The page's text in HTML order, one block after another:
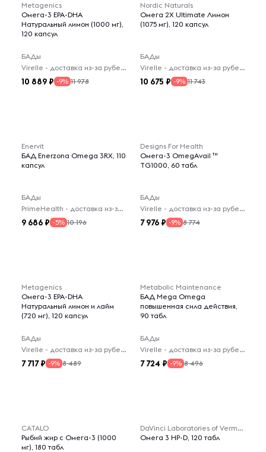
Metagenics
Омега-3 EPA-DHA
Натуральный лимон (1000 мг),
120 капсул
БАДы
Virelle - доставка из-за рубежа
10 889 -9% 11 978
Nordic Naturals
Омега 2X Ultimate Лимон
(1075 мг), 120 капсул
БАДы
Virelle - доставка из-за рубежа
10 675 -9% 11 743
Enervit
БАД Enerzona Omega 3RX, 110
капсул
БАДы
PrimeHealth - доставка из-за рубежа
9 686 -5% 10 196
Designs For Health
Омега-3 OmegAvail ™
TG1000, 60 табл
БАДы
Virelle - доставка из-за рубежа
7 976 -9% 8 774
Metagenics
Омега-3 EPA-DHA
Натуральный лимон и лайм
(720 мг), 120 капсул
БАДы
Virelle - доставка из-за рубежа
7 717 -9% 8 489
Metabolic Maintenance
БАД Mega Omega
повышенная сила действия,
90 табл
БАДы
Virelle - доставка из-за рубежа
7 724 -9% 8 496
CATALO
Рыбий жир с Омега-3 (1000
мг), 180 табл
DaVinci Laboratories of Vermont
Омега 3 HP-D, 120 табл